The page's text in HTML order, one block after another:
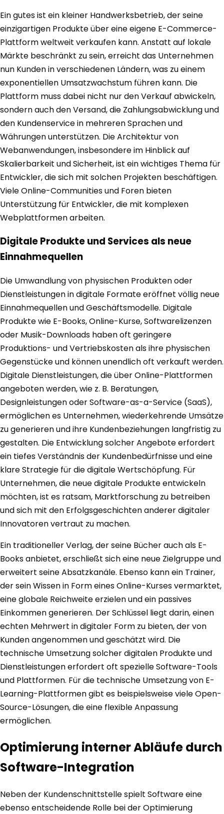
Ein gutes ist ein kleiner Handwerksbetrieb, der seine
einzigartigen Produkte über eine eigene E-Commerce-
Plattform weltweit verkaufen kann. Anstatt auf lokale
Märkte beschränkt zu sein, erreicht das Unternehmen
nun Kunden in verschiedenen Ländern, was zu einem
exponentiellen Umsatzwachstum führen kann. Die
Plattform muss dabei nicht nur den Verkauf abwickeln,
sondern auch den Versand, die Zahlungsabwicklung und
den Kundenservice in mehreren Sprachen und
Währungen unterstützen. Die Architektur von
Webanwendungen, insbesondere im Hinblick auf
Skalierbarkeit und Sicherheit, ist ein wichtiges Thema für
Entwickler, die sich mit solchen Projekten beschäftigen.
Viele Online-Communities und Foren bieten
Unterstützung für Entwickler, die mit komplexen
Webplattformen arbeiten.
Digitale Produkte und Services als neue
Einnahmequellen
Die Umwandlung von physischen Produkten oder
Dienstleistungen in digitale Formate eröffnet völlig neue
Einnahmequellen und Geschäftsmodelle. Digitale
Produkte wie E-Books, Online-Kurse, Softwarelizenzen
oder Musik-Downloads haben oft geringere
Produktions- und Vertriebskosten als ihre physischen
Gegenstücke und können unendlich oft verkauft werden.
Digitale Dienstleistungen, die über Online-Plattformen
angeboten werden, wie z. B. Beratungen,
Designleistungen oder Software-as-a-Service (SaaS),
ermöglichen es Unternehmen, wiederkehrende Umsätze
zu generieren und ihre Kundenbeziehungen langfristig zu
gestalten. Die Entwicklung solcher Angebote erfordert
ein tiefes Verständnis der Kundenbedürfnisse und eine
klare Strategie für die digitale Wertschöpfung. Für
Unternehmen, die neue digitale Produkte entwickeln
möchten, ist es ratsam, Marktforschung zu betreiben
und sich mit den Erfolgsgeschichten anderer digitaler
Innovatoren vertraut zu machen.
Ein traditioneller Verlag, der seine Bücher auch als E-
Books anbietet, erschließt sich eine neue Zielgruppe und
erweitert seine Absatzkanäle. Ebenso kann ein Trainer,
der sein Wissen in Form eines Online-Kurses vermarktet,
eine globale Reichweite erzielen und ein passives
Einkommen generieren. Der Schlüssel liegt darin, einen
echten Mehrwert in digitaler Form zu bieten, der von
Kunden angenommen und geschätzt wird. Die
technische Umsetzung solcher digitalen Produkte und
Dienstleistungen erfordert oft spezielle Software-Tools
und Plattformen. Für die technische Umsetzung von E-
Learning-Plattformen gibt es beispielsweise viele Open-
Source-Lösungen, die eine flexible Anpassung
ermöglichen.
Optimierung interner Abläufe durch
Software-Integration
Neben der Kundenschnittstelle spielt Software eine
ebenso entscheidende Rolle bei der Optimierung